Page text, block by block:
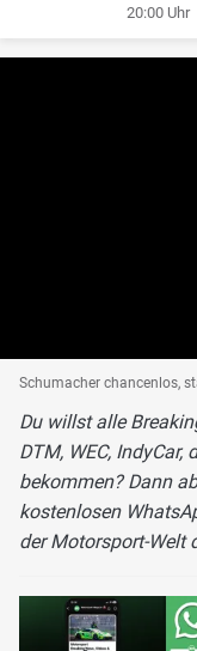
20:00 Uhr
Schumacher chancenlos,
Du willst alle
DTM, WEC, IndyCar,
bekommen? Dann
kostenlosen
der Motorsport-Welt